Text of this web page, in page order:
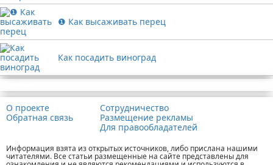
❶ Как высаживать перец
Как посадить виноград
О проекте
Обратная связь
Сотрудничество
Размещение рекламы
Для правообладателей
Информация взята из открытых источников, либо прислана нашими
читателями. Все статьи размещенные на сайте представлены для